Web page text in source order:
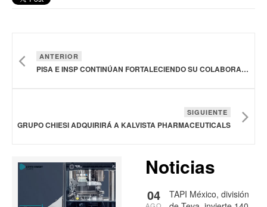
ANTERIOR
PISA E INSP CONTINÚAN FORTALECIENDO SU COLABORACIÓN CIENTÍFICA
SIGUIENTE
GRUPO CHIESI ADQUIRIRÁ A KALVISTA PHARMACEUTICALS
Noticias
TAPI México, división
04
AGO